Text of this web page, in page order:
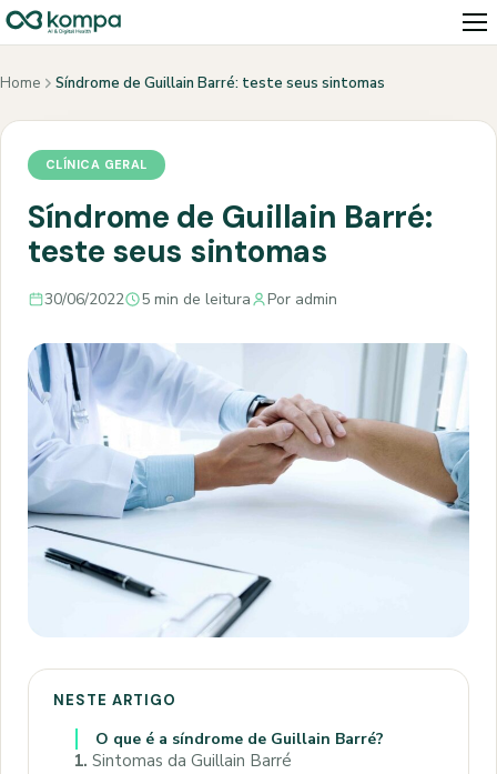
Home Síndrome de Guillain Barré: teste seus sintomas
CLÍNICA GERAL
Síndrome de Guillain Barré:
teste seus sintomas
30/06/2022 5 min de leitura Por admin
NESTE ARTIGO
O que é a síndrome de Guillain Barré?
1. Sintomas da Guillain Barré